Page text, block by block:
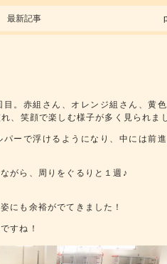
最新記事
。赤組さん、オレンジ組さん、黄
、笑顔で楽しむ様子が多く見られま
ーで浮けるようになり、中には前
がら、周りをぐるりと１週♪
にも余裕がでてきました！
すね！